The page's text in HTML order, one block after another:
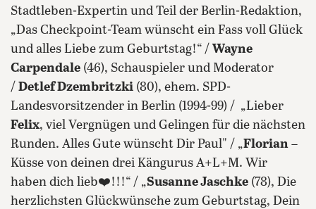
Stadtleben-Expertin und Teil der Berlin-Redaktion,
„Das Checkpoint-Team wünscht ein Fass voll Glück
und alles Liebe zum Geburtstag!“ / Wayne
Carpendale (46), Schauspieler und Moderator
/ Detlef Dzembritzki (80), ehem. SPD-
Landesvorsitzender in Berlin (1994-99) / „Lieber
Felix, viel Vergnügen und Gelingen für die nächsten
Runden. Alles Gute wünscht Dir Paul" / „Florian –
Küsse von deinen drei Kängurus A+L+M. Wir
haben dich lieb❤️!!!“ / „Susanne Jaschke (78), Die
herzlichsten Glückwünsche zum Geburtstag, Dein